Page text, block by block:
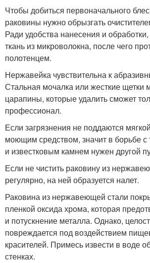
Чтобы добиться первоначального
раковины нужно обрызгать
Ради удобства нанесения и
ткань из микроволокна, после чего
полотенцем.
Нержавейка чувствительна к
Стальная мочалка или жесткие щетки
царапины, которые удалить сможет
профессионал.
Если загрязнения не поддаются
моющим средством, значит в борьбе
и известковым камнем нужен другой
Если не чистить раковину из
регулярно, на ней образуется налет.
Раковина из нержавеющей стали
пленкой оксида хрома, которая
и потускнение металла. Однако,
повреждается под воздействием
красителей. Примесь извести в воде
стенках.